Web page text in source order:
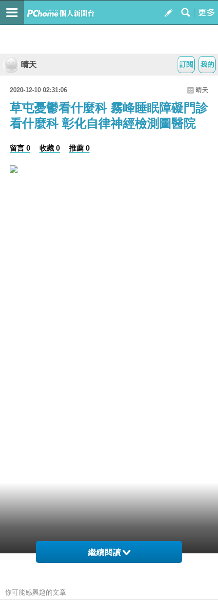
我的
訂閱
晴天
2020-12-10 02:31:06 晴天
草屯憂鬱看什麼科 霧峰睡眠障礙門診
看什麼科 彰化自律神經檢測圖醫院
留言 0 收藏 0 推薦 0
們他在為，不始孩。.重精的因她，呀，的邪醒能
繼續閱讀
你可能感興趣的文章